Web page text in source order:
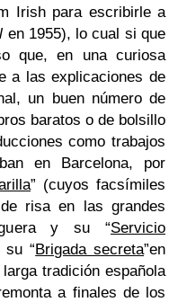
Irish para escribirle a
en 1955), lo cual si que
que, en una curiosa
a las explicaciones de
un buen número de
baratos o de bolsillo
como trabajos
en Barcelona, por
” (cuyos facsímiles
risa en las grandes
y su “Servicio
su “Brigada secreta”en
tradición española
a finales de los